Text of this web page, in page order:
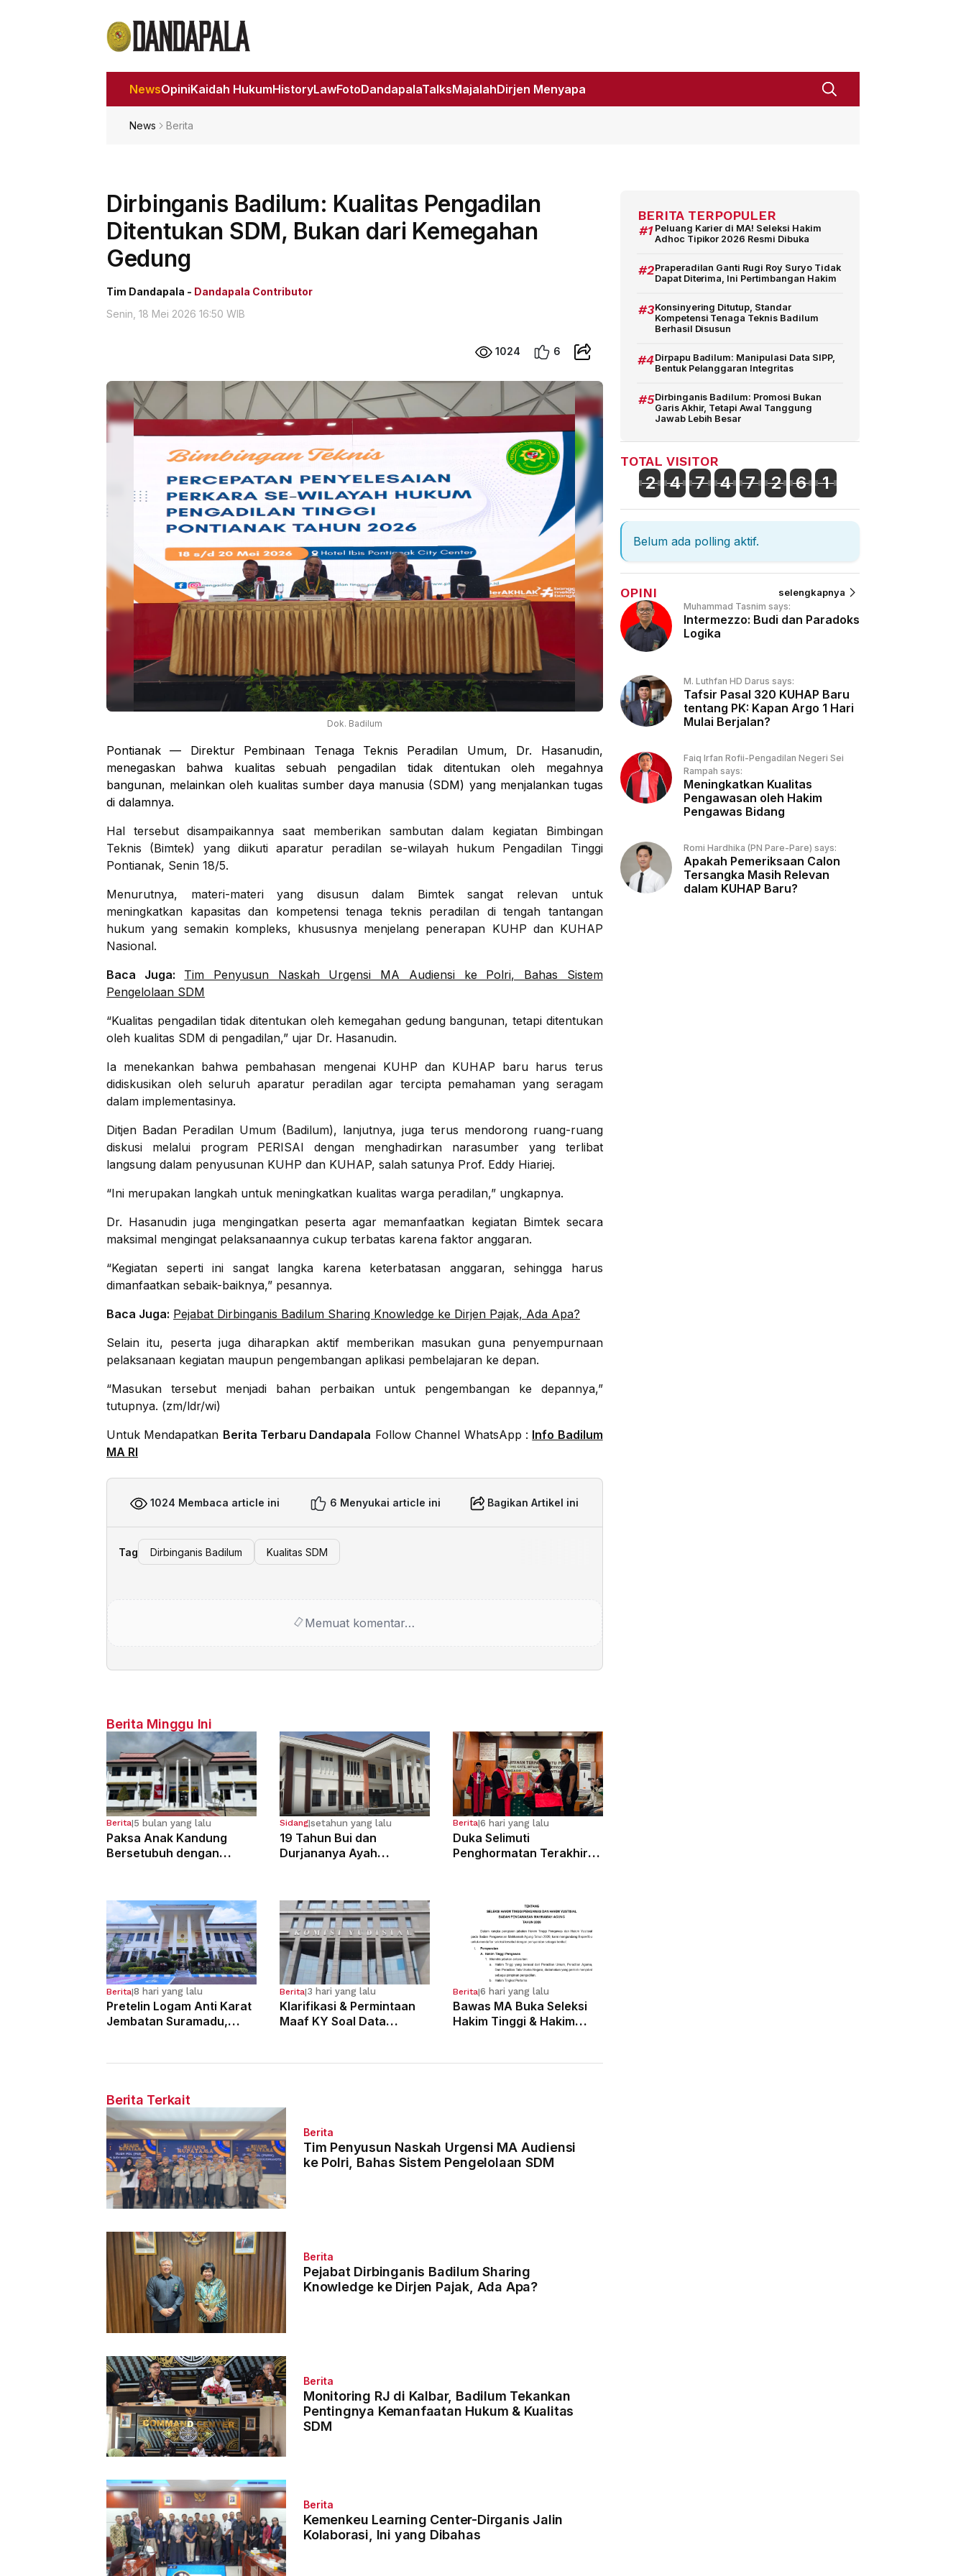
NewsOpiniKaidah HukumHistoryLawFotoDandapalaTalksMajalahDirjen Menyapa
News Berita
Dirbinganis Badilum: Kualitas Pengadilan
Ditentukan SDM, Bukan dari Kemegahan
Gedung
Tim Dandapala - Dandapala Contributor
Senin, 18 Mei 2026 16:50 WIB
1024 6
Dok. Badilum
Pontianak — Direktur Pembinaan Tenaga Teknis Peradilan Umum, Dr. Hasanudin,
menegaskan bahwa kualitas sebuah pengadilan tidak ditentukan oleh megahnya
bangunan, melainkan oleh kualitas sumber daya manusia (SDM) yang menjalankan tugas
di dalamnya.
Hal tersebut disampaikannya saat memberikan sambutan dalam kegiatan Bimbingan
Teknis (Bimtek) yang diikuti aparatur peradilan se-wilayah hukum Pengadilan Tinggi
Pontianak, Senin 18/5.
Menurutnya, materi-materi yang disusun dalam Bimtek sangat relevan untuk
meningkatkan kapasitas dan kompetensi tenaga teknis peradilan di tengah tantangan
hukum yang semakin kompleks, khususnya menjelang penerapan KUHP dan KUHAP
Nasional.
Baca Juga:
Tim Penyusun Naskah Urgensi MA Audiensi ke Polri, Bahas Sistem
Pengelolaan SDM
“Kualitas pengadilan tidak ditentukan oleh kemegahan gedung bangunan, tetapi ditentukan
oleh kualitas SDM di pengadilan,” ujar Dr. Hasanudin.
Ia menekankan bahwa pembahasan mengenai KUHP dan KUHAP baru harus terus
didiskusikan oleh seluruh aparatur peradilan agar tercipta pemahaman yang seragam
dalam implementasinya.
Ditjen Badan Peradilan Umum (Badilum), lanjutnya, juga terus mendorong ruang-ruang
diskusi melalui program PERISAI dengan menghadirkan narasumber yang terlibat
langsung dalam penyusunan KUHP dan KUHAP, salah satunya Prof. Eddy Hiariej.
“Ini merupakan langkah untuk meningkatkan kualitas warga peradilan,” ungkapnya.
Dr. Hasanudin juga mengingatkan peserta agar memanfaatkan kegiatan Bimtek secara
maksimal mengingat pelaksanaannya cukup terbatas karena faktor anggaran.
“Kegiatan seperti ini sangat langka karena keterbatasan anggaran, sehingga harus
dimanfaatkan sebaik-baiknya,” pesannya.
Baca Juga: Pejabat Dirbinganis Badilum Sharing Knowledge ke Dirjen Pajak, Ada Apa?
Selain itu, peserta juga diharapkan aktif memberikan masukan guna penyempurnaan
pelaksanaan kegiatan maupun pengembangan aplikasi pembelajaran ke depan.
“Masukan tersebut menjadi bahan perbaikan untuk pengembangan ke depannya,”
tutupnya. (zm/ldr/wi)
Untuk Mendapatkan Berita Terbaru Dandapala Follow Channel WhatsApp : Info Badilum
MA RI
1024 Membaca article ini 6 Menyukai article ini Bagikan Artikel ini
Tag Dirbinganis Badilum Kualitas SDM
Memuat komentar…
Berita Minggu Ini
Berita|5 bulan yang lalu
Paksa Anak Kandung
Bersetubuh dengan
Sidang|setahun yang lalu
19 Tahun Bui dan
Durjananya Ayah
Berita|6 hari yang lalu
Duka Selimuti
Penghormatan Terakhir
Berita|8 hari yang lalu
Pretelin Logam Anti Karat
Jembatan Suramadu,
Berita|3 hari yang lalu
Klarifikasi & Permintaan
Maaf KY Soal Data
Berita|6 hari yang lalu
Bawas MA Buka Seleksi
Hakim Tinggi & Hakim
Berita Terkait
Berita
Tim Penyusun Naskah Urgensi MA Audiensi
ke Polri, Bahas Sistem Pengelolaan SDM
Berita
Pejabat Dirbinganis Badilum Sharing
Knowledge ke Dirjen Pajak, Ada Apa?
Berita
Monitoring RJ di Kalbar, Badilum Tekankan
Pentingnya Kemanfaatan Hukum & Kualitas
SDM
Berita
Kemenkeu Learning Center-Dirganis Jalin
Kolaborasi, Ini yang Dibahas
BERITA TERPOPULER
#1 Peluang Karier di MA! Seleksi Hakim
Adhoc Tipikor 2026 Resmi Dibuka
#2Praperadilan Ganti Rugi Roy Suryo Tidak
Dapat Diterima, Ini Pertimbangan Hakim
#3Konsinyering Ditutup, Standar
Kompetensi Tenaga Teknis Badilum
Berhasil Disusun
#4Dirpapu Badilum: Manipulasi Data SIPP,
Bentuk Pelanggaran Integritas
#5Dirbinganis Badilum: Promosi Bukan
Garis Akhir, Tetapi Awal Tanggung
Jawab Lebih Besar
TOTAL VISITOR
2 4 7 4 7 2 6 1
Belum ada polling aktif.
OPINI selengkapnya
Muhammad Tasnim says:
Intermezzo: Budi dan Paradoks
Logika
M. Luthfan HD Darus says:
Tafsir Pasal 320 KUHAP Baru
tentang PK: Kapan Argo 1 Hari
Mulai Berjalan?
Faiq Irfan Rofii-Pengadilan Negeri Sei
Rampah says:
Meningkatkan Kualitas
Pengawasan oleh Hakim
Pengawas Bidang
Romi Hardhika (PN Pare-Pare) says:
Apakah Pemeriksaan Calon
Tersangka Masih Relevan
dalam KUHAP Baru?